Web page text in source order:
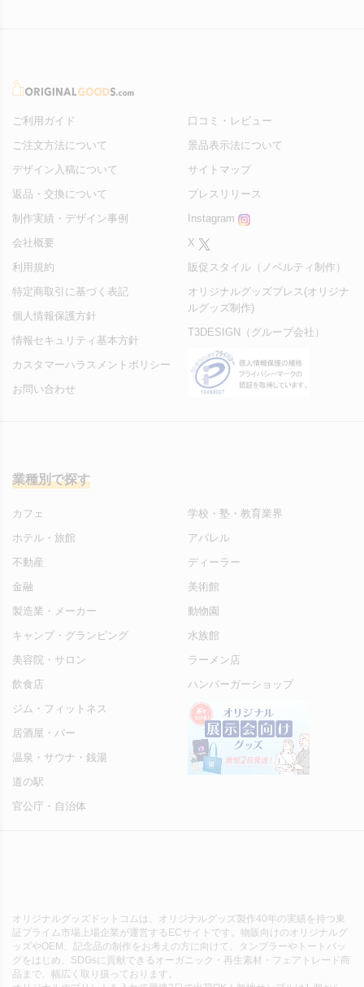
ご利用ガイド
ご注文方法について
デザイン入稿について
返品・交換について
制作実績・デザイン事例
会社概要
利用規約
特定商取引に基づく表記
個人情報保護方針
情報セキュリティ基本方針
カスタマーハラスメントポリシー
お問い合わせ
口コミ・レビュー
景品表示法について
サイトマップ
プレスリリース
Instagram
X
販促スタイル（ノベルティ制作）
オリジナルグッズプレス(オリジナ
ルグッズ制作)
T3DESIGN（グループ会社）
業種別で探す
カフェ
ホテル・旅館
不動産
金融
製造業・メーカー
キャンプ・グランピング
美容院・サロン
飲食店
ジム・フィットネス
居酒屋・バー
温泉・サウナ・銭湯
道の駅
官公庁・自治体
学校・塾・教育業界
アパレル
ディーラー
美術館
動物園
水族館
ラーメン店
ハンバーガーショップ
オリジナルグッズドットコムは、オリジナルグッズ製作40年の実績を持つ東
証プライム市場上場企業が運営するECサイトです。物販向けのオリジナルグ
ッズやOEM、記念品の制作をお考えの方に向けて、タンブラーやトートバッ
グをはじめ、SDGsに貢献できるオーガニック・再生素材・フェアトレード商
品まで、幅広く取り扱っております。